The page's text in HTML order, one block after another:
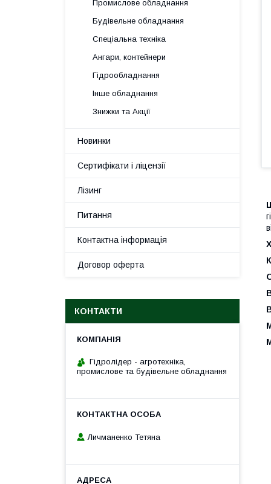
Промислове обладнання
Будівельне обладнання
Спеціальна техніка
Ангари, контейнери
Гідрообладнання
Інше обладнання
Знижки та Акції
Новинки
Сертифікати і ліцензії
Лізинг
Питання
Контактна інформація
Договор оферта
КОНТАКТИ
Гідролідер - агротехніка,
промислове та будівельне обладнання
Личманенко Тетяна